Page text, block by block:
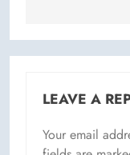
LEAVE A
Your email